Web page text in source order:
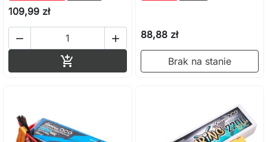
109,99 zł
 

88,88 zł
Brak na stanie